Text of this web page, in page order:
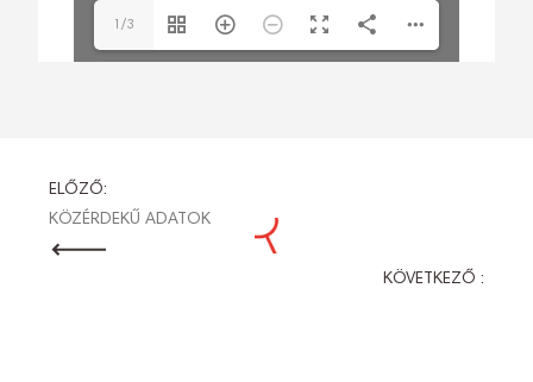
1/3
BEJEGYZÉS
NAVIGÁCIÓ
ELŐZŐ:
KÖZÉRDEKŰ ADATOK
KÖVETKEZŐ :